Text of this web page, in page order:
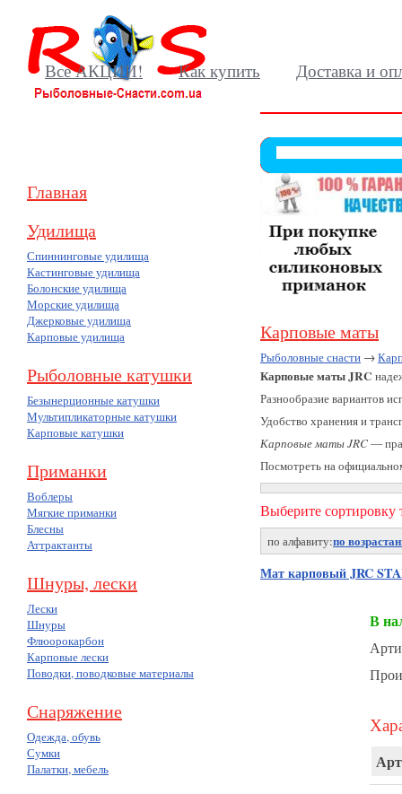
Все АКЦИИ! Как купить Доставка и
Главная
Удилища
Спиннинговые удилища
Кастинговые удилища
Болонские удилища
Морские удилища
Джерковые удилища
Карповые удилища
Рыболовные катушки
Безынерционные катушки
Мультипликаторные катушки
Карповые катушки
Приманки
Воблеры
Мягкие приманки
Блесны
Аттрактанты
Шнуры, лески
Лески
Шнуры
Флюорокарбон
Карповые лески
Поводки, поводковые материалы
Снаряжение
Одежда, обувь
Сумки
Палатки, мебель
Карповые маты
Рыболовные снасти →
Карповые маты JRC
Разнообразие вариантов
Удобство хранения и
Карповые маты JRC—
Посмотреть на
Выберите сортировку
по алфавиту:по
Мат карповый JRC
В